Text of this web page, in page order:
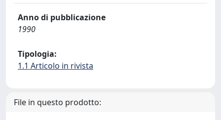
Anno di pubblicazione
1990
Tipologia:
1.1 Articolo in rivista
File in questo prodotto: